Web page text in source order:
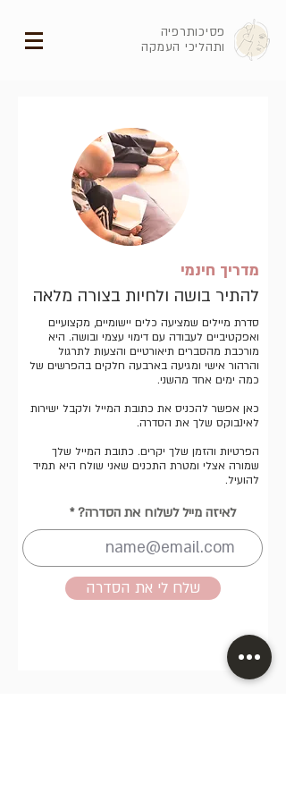
פסיכותרפיה
ותהליכי העמקה
מדריך חינמי
להתיר בושה ולחיות בצורה מלאה
סדרת מיילים שמציעה כלים יישומיים, מקצועיים
ואפקטיביים לעבודה עם דימוי עצמי ובושה. היא
מורכבת מהסברים תיאורטיים והצעות לתרגול
והרהור אישי ומגיעה בארבעה חלקים בהפרשים של
כמה ימים אחד מהשני.
כאן אפשר להכניס את כתובת המייל ולקבל ישירות
לאינבוקס שלך את הסדרה.
הפרטיות והזמן שלך יקרים. כתובת המייל שלך
שמורה אצלי ומטרת התכנים שאני שולח היא תמיד
להועיל.
לאיזה מייל לשלוח את הסדרה?
שלח לי את הסדרה